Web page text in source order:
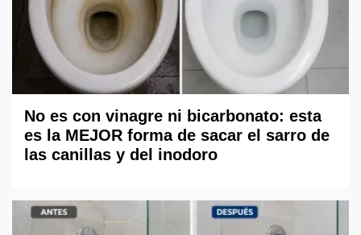
No es con vinagre ni bicarbonato: esta
es la MEJOR forma de sacar el sarro de
las canillas y del inodoro